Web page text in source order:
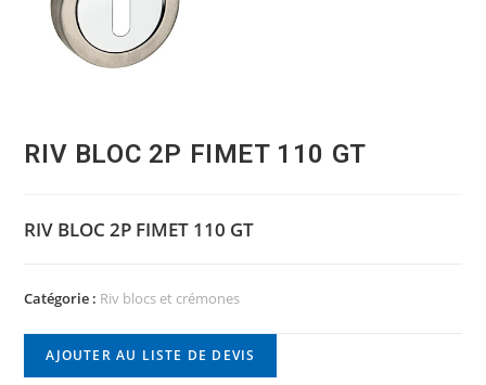
RIV BLOC 2P FIMET 110 GT
RIV BLOC 2P FIMET 110 GT
Catégorie : Riv blocs et crémones
AJOUTER AU LISTE DE DEVIS